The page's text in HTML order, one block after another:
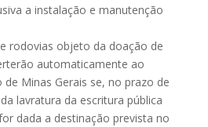
a instalação e manutenção
rodovias objeto da doação de
automaticamente ao
Minas Gerais se, no prazo de
lavratura da escritura pública
dada a destinação prevista no